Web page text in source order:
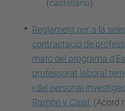
(castellano)
Reglament per a la
contractació de
marc del programa
professorat laboral
i del personal
Ramón y Cajal.
(Acord